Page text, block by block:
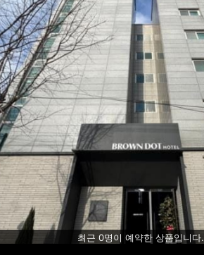
최근 0명이 예약한 상품입니다.